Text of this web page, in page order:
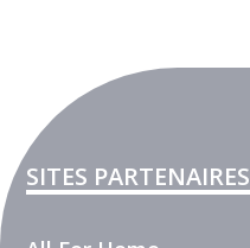
SITES PARTENAIRES